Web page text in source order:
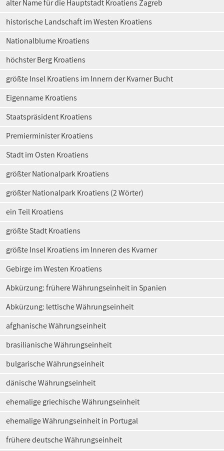
alter Name für die Hauptstadt Kroatiens Zagreb
historische Landschaft im Westen Kroatiens
Nationalblume Kroatiens
höchster Berg Kroatiens
größte Insel Kroatiens im Innern der Kvarner Bucht
Eigenname Kroatiens
Staatspräsident Kroatiens
Premierminister Kroatiens
Stadt im Osten Kroatiens
größter Nationalpark Kroatiens
größter Nationalpark Kroatiens (2 Wörter)
ein Teil Kroatiens
größte Stadt Kroatiens
größte Insel Kroatiens im Inneren des Kvarner
Gebirge im Westen Kroatiens
Abkürzung: frühere Währungseinheit in Spanien
Abkürzung: lettische Währungseinheit
afghanische Währungseinheit
brasilianische Währungseinheit
bulgarische Währungseinheit
dänische Währungseinheit
ehemalige griechische Währungseinheit
ehemalige Währungseinheit in Portugal
frühere deutsche Währungseinheit